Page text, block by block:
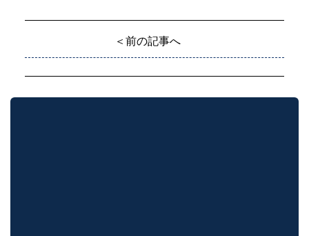
＜前の記事へ